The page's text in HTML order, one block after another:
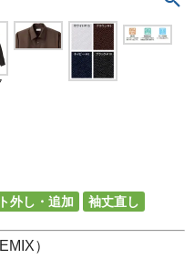
外し・追加 袖丈直し
）